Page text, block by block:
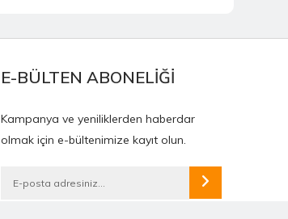
E-BÜLTEN ABONELİĞİ
Kampanya ve yeniliklerden haberdar
olmak için e-bültenimize kayıt olun.